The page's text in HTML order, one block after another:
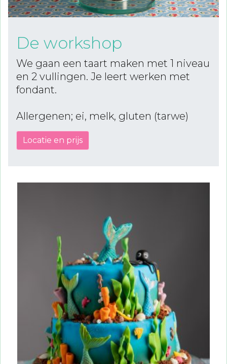
De workshop
We gaan een taart maken met 1 niveau
en 2 vullingen. Je leert werken met
fondant.
Allergenen; ei, melk, gluten (tarwe)
Locatie en prijs